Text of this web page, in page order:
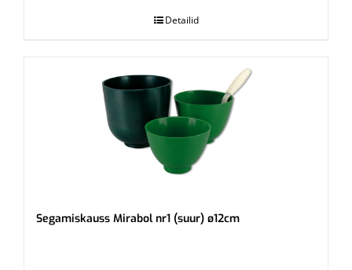
Detailid
Segamiskauss Mirabol nr1 (suur) ø12cm